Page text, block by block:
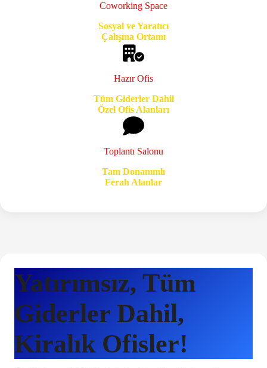
Coworking Space
Sosyal ve Yaratıcı
Çalışma Ortamı
Hazır Ofis
Tüm Giderler Dahil
Özel Ofis Alanları
Toplantı Salonu
Tam Donanımlı
Ferah Alanlar
Yatırımsız, Tüm
Giderler Dahil,
Kiralık Ofisler!